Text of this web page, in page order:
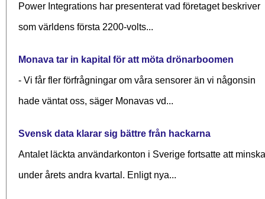
Power Integrations har presenterat vad företaget beskriver
som världens första 2200-volts...
Monava tar in kapital för att möta drönarboomen
- Vi får fler förfrågningar om våra sensorer än vi någonsin
hade väntat oss, säger Monavas vd...
Svensk data klarar sig bättre från hackarna
Antalet läckta användarkonton i Sverige fortsatte att minska
under årets andra kvartal. Enligt nya...